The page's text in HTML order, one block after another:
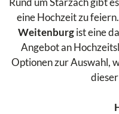
eine Hochzeit zu
Weitenburgist eine
Angebot an
Optionen zur Auswahl,